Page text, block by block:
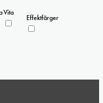
Vita
Effektfärger